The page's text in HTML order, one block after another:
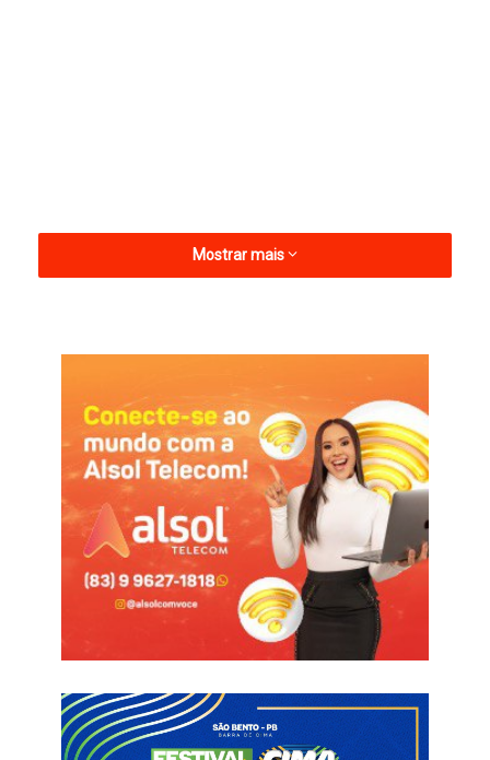
Na sequência, Leomar conferiu os trabalhos de instalação de
poços artesianos, uma conquista obtida por meio de parceria
com o Departamento Nacional de Obras Contra as Secas
(DNOCS). Os poços visam garantir o acesso à água para
diversas comunidades rurais.
Durante a visita, Leomar destacou a importância da ação para
os pequenos produtores e famílias que enfrentam dificuldades
com o abastecimento de água. Segundo o gestor, essa é uma
das prioridades de seu governo, especialmente em regiões que
sofrem com os efeitos da estiagem prolongada.
Mostrar mais